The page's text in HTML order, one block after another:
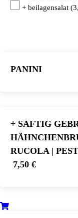
+ beilagensalat (
PANINI
+ SAFTIG
RUCOLA |
7,50 €